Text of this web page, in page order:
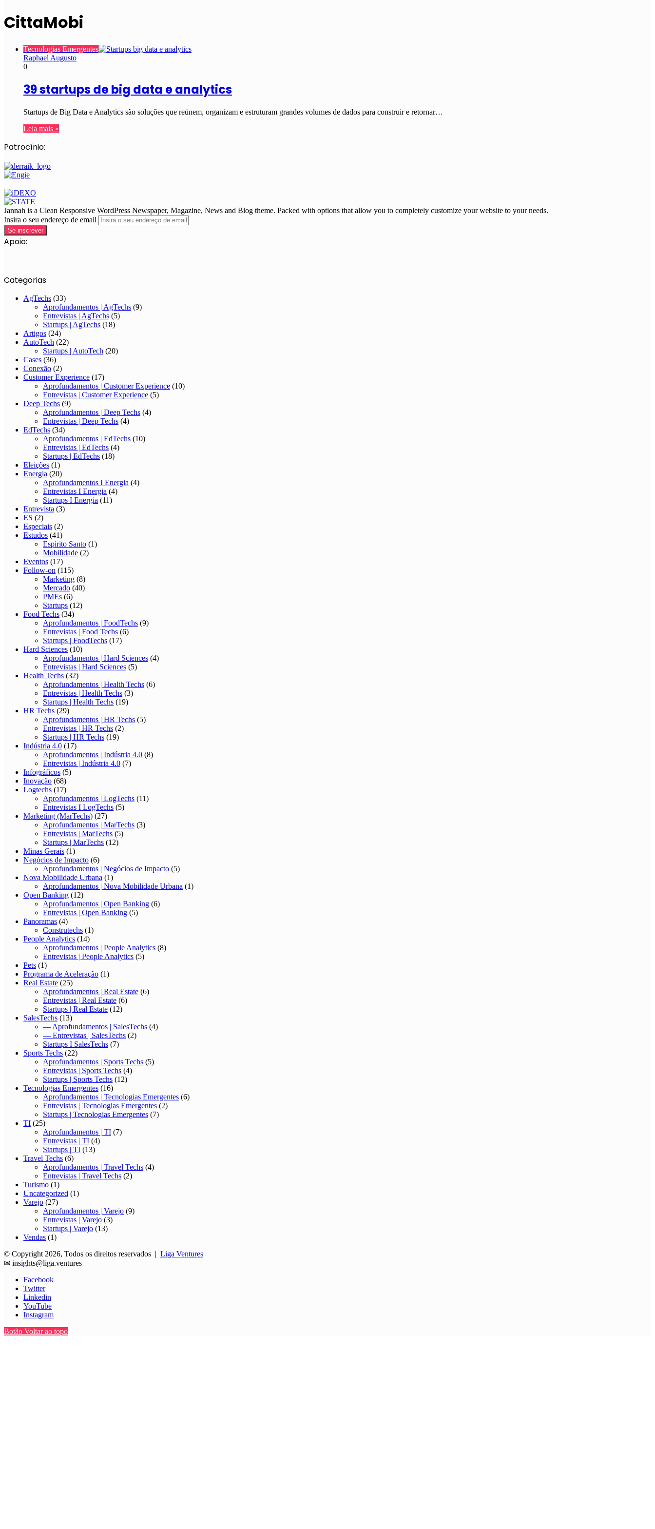
CittaMobi
Tecnologias Emergentes
Raphael Augusto
0
39 startups de big data e analytics
Startups de Big Data e Analytics são soluções que reúnem, organizam e estruturam grandes volumes de dados para construir e retornar…
Leia mais »
Patrocínio:
Jannah is a Clean Responsive WordPress Newspaper, Magazine, News and Blog theme. Packed with options that allow you to completely customize your website to your needs.
Insira o seu endereço de email
Apoio:
Categorias
AgTechs (33)
Aprofundamentos | AgTechs (9)
Entrevistas | AgTechs (5)
Startups | AgTechs (18)
Artigos (24)
AutoTech (22)
Startups | AutoTech (20)
Cases (36)
Conexão (2)
Customer Experience (17)
Aprofundamentos | Customer Experience (10)
Entrevistas | Customer Experience (5)
Deep Techs (9)
Aprofundamentos | Deep Techs (4)
Entrevistas | Deep Techs (4)
EdTechs (34)
Aprofundamentos | EdTechs (10)
Entrevistas | EdTechs (4)
Startups | EdTechs (18)
Eleições (1)
Energia (20)
Aprofundamentos I Energia (4)
Entrevistas I Energia (4)
Startups I Energia (11)
Entrevista (3)
ES (2)
Especiais (2)
Estudos (41)
Espírito Santo (1)
Mobilidade (2)
Eventos (17)
Follow-on (115)
Marketing (8)
Mercado (40)
PMEs (6)
Startups (12)
Food Techs (34)
Aprofundamentos | FoodTechs (9)
Entrevistas | Food Techs (6)
Startups | FoodTechs (17)
Hard Sciences (10)
Aprofundamentos | Hard Sciences (4)
Entrevistas | Hard Sciences (5)
Health Techs (32)
Aprofundamentos | Health Techs (6)
Entrevistas | Health Techs (3)
Startups | Health Techs (19)
HR Techs (29)
Aprofundamentos | HR Techs (5)
Entrevistas | HR Techs (2)
Startups | HR Techs (19)
Indústria 4.0 (17)
Aprofundamentos | Indústria 4.0 (8)
Entrevistas | Indústria 4.0 (7)
Infográficos (5)
Inovação (68)
Logtechs (17)
Aprofundamentos | LogTechs (11)
Entrevistas I LogTechs (5)
Marketing (MarTechs) (27)
Aprofundamentos | MarTechs (3)
Entrevistas | MarTechs (5)
Startups | MarTechs (12)
Minas Gerais (1)
Negócios de Impacto (6)
Aprofundamentos | Negócios de Impacto (5)
Nova Mobilidade Urbana (1)
Aprofundamentos | Nova Mobilidade Urbana (1)
Open Banking (12)
Aprofundamentos | Open Banking (6)
Entrevistas | Open Banking (5)
Panoramas (4)
Construtechs (1)
People Analytics (14)
Aprofundamentos | People Analytics (8)
Entrevistas | People Analytics (5)
Pets (1)
Programa de Aceleração (1)
Real Estate (25)
Aprofundamentos | Real Estate (6)
Entrevistas | Real Estate (6)
Startups | Real Estate (12)
SalesTechs (13)
— Aprofundamentos | SalesTechs (4)
— Entrevistas | SalesTechs (2)
Startups I SalesTechs (7)
Sports Techs (22)
Aprofundamentos | Sports Techs (5)
Entrevistas | Sports Techs (4)
Startups | Sports Techs (12)
Tecnologias Emergentes (16)
Aprofundamentos | Tecnologias Emergentes (6)
Entrevistas | Tecnologias Emergentes (2)
Startups | Tecnologias Emergentes (7)
TI (25)
Aprofundamentos | TI (7)
Entrevistas | TI (4)
Startups | TI (13)
Travel Techs (6)
Aprofundamentos | Travel Techs (4)
Entrevistas | Travel Techs (2)
Turismo (1)
Uncategorized (1)
Varejo (27)
Aprofundamentos | Varejo (9)
Entrevistas | Varejo (3)
Startups | Varejo (13)
Vendas (1)
© Copyright 2026, Todos os direitos reservados | Liga Ventures
✉ insights@liga.ventures
Facebook
Twitter
Linkedin
YouTube
Instagram
Botão Voltar ao topo